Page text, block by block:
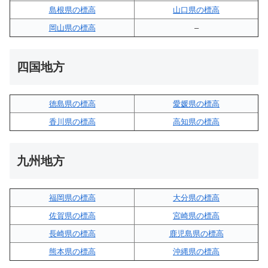
島根県の標高
山口県の標高
岡山県の標高
–
四国地方
徳島県の標高
愛媛県の標高
香川県の標高
高知県の標高
九州地方
福岡県の標高
大分県の標高
佐賀県の標高
宮崎県の標高
長崎県の標高
鹿児島県の標高
熊本県の標高
沖縄県の標高